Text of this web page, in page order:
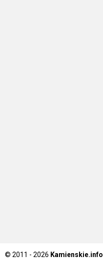
© 2011 - 2026 Kamienskie.info